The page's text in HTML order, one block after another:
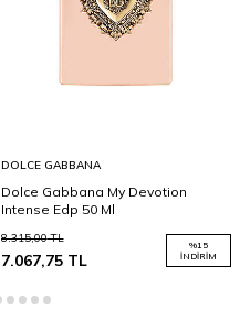
DOLCE GABBANA
Dolce Gabbana My Devotion
Intense Edp 50 Ml
8.315,00TL
7.067,75TL
%15
İNDIRIM